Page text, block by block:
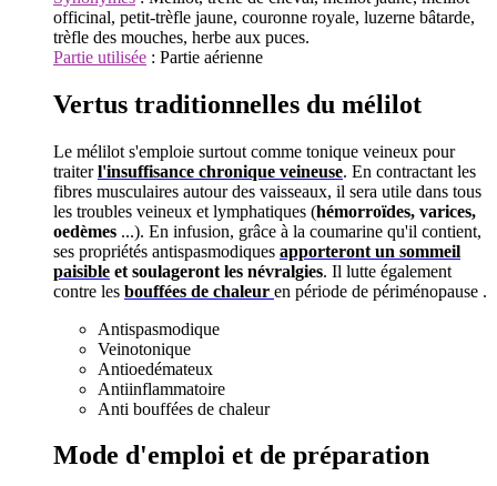
officinal, petit-trèfle jaune, couronne royale, luzerne bâtarde,
trèfle des mouches, herbe aux puces.
Partie utilisée : Partie aérienne
Vertus traditionnelles du mélilot
Le mélilot s'emploie surtout comme tonique veineux pour
traiterl'insuffisance chronique veineuse. En contractant les
fibres musculaires autour des vaisseaux, il sera utile dans tous
les troubles veineux et lymphatiques (hémorroïdes, varices,
oedèmes ...). En infusion, grâce à la coumarine qu'il contient,
ses propriétés antispasmodiques apporteront un sommeil
paisible et soulageront les névralgies. Il lutte également
contre les bouffées de chaleur en période de périménopause .
Antispasmodique
Veinotonique
Antioedémateux
Antiinflammatoire
Anti bouffées de chaleur
Mode d'emploi et de préparation